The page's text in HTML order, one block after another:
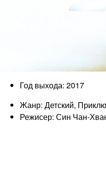
Год выхода: 2017
Жанр: Детский,
Режисер: Син Чан-